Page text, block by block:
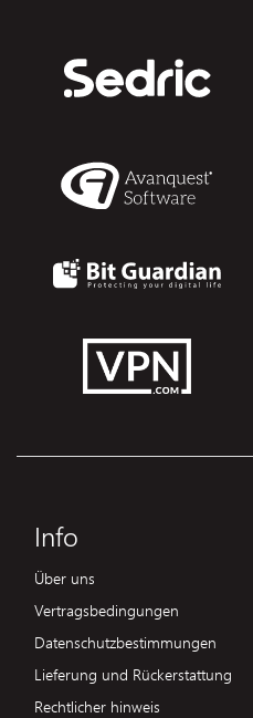
Info
Über uns
Vertragsbedingungen
Datenschutzbestimmungen
Lieferung und Rückerstattung
Rechtlicher hinweis